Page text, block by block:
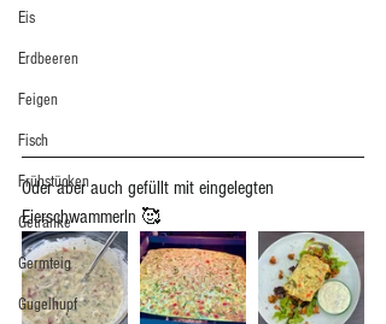
Eis
Erdbeeren
Feigen
Fisch
Frühstücken
Getränke
Germteig
Gugelhupf
Oder aber auch gefüllt mit eingelegten
Eierschwammerln 🥰